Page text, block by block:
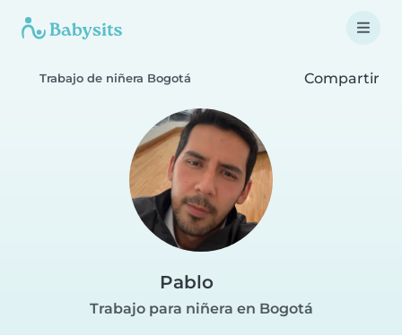
Trabajo de niñera Bogotá Compartir
Pablo
Trabajo para niñera en Bogotá